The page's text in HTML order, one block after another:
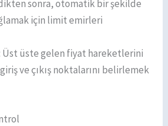
sonra, otomatik bir şekilde
için limit emirleri
Üst üste gelen fiyat hareketlerini
ve çıkış noktalarını belirlemek